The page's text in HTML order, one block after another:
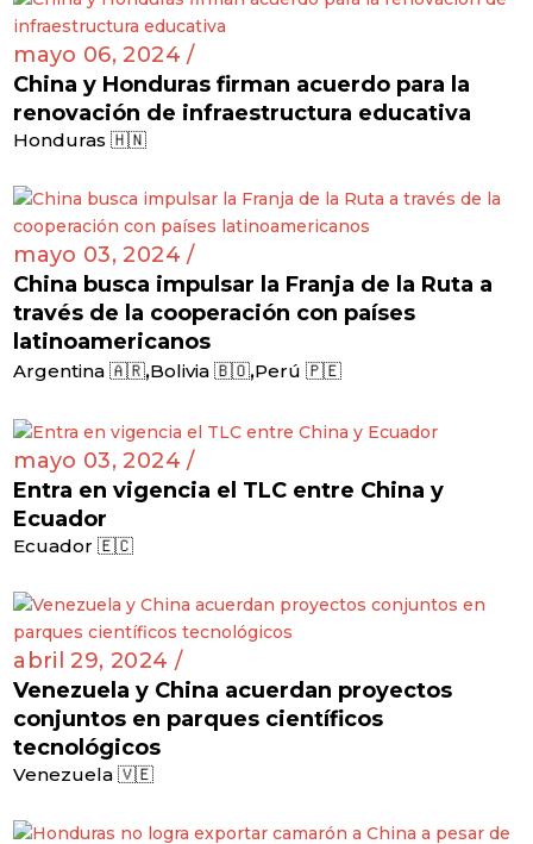
mayo 06, 2024 /
China y Honduras firman acuerdo para la
renovación de infraestructura educativa
Honduras 🇭🇳
mayo 03, 2024 /
China busca impulsar la Franja de la Ruta a
través de la cooperación con países
latinoamericanos
Argentina 🇦🇷,Bolivia 🇧🇴,Perú 🇵🇪
mayo 03, 2024 /
Entra en vigencia el TLC entre China y
Ecuador
Ecuador 🇪🇨
abril 29, 2024 /
Venezuela y China acuerdan proyectos
conjuntos en parques científicos
tecnológicos
Venezuela 🇻🇪